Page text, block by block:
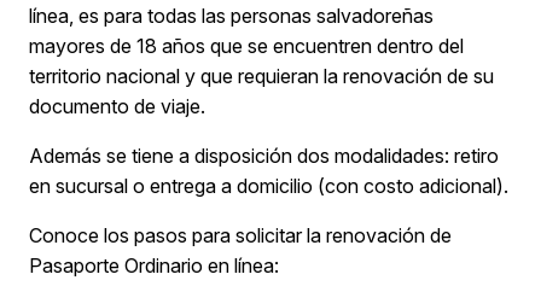
línea, es para todas las personas salvadoreñas
mayores de 18 años que se encuentren dentro del
territorio nacional y que requieran la renovación de su
documento de viaje.
Además se tiene a disposición dos modalidades: retiro
en sucursal o entrega a domicilio (con costo adicional).
Conoce los pasos para solicitar la renovación de
Pasaporte Ordinario en línea: